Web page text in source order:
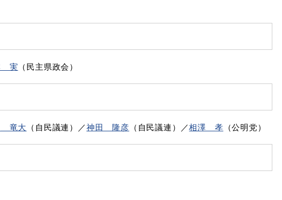
実 （民主県政会）
竜大 （自民議連）​​／​​神田 隆彦 （自民議連）／​​相澤 孝 （公明党）